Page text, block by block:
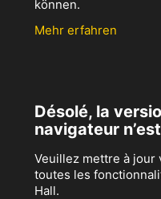
können.
Mehr erfahren
Désolé, la
navigateur
Veuillez mettre à
toutes les
Hall.